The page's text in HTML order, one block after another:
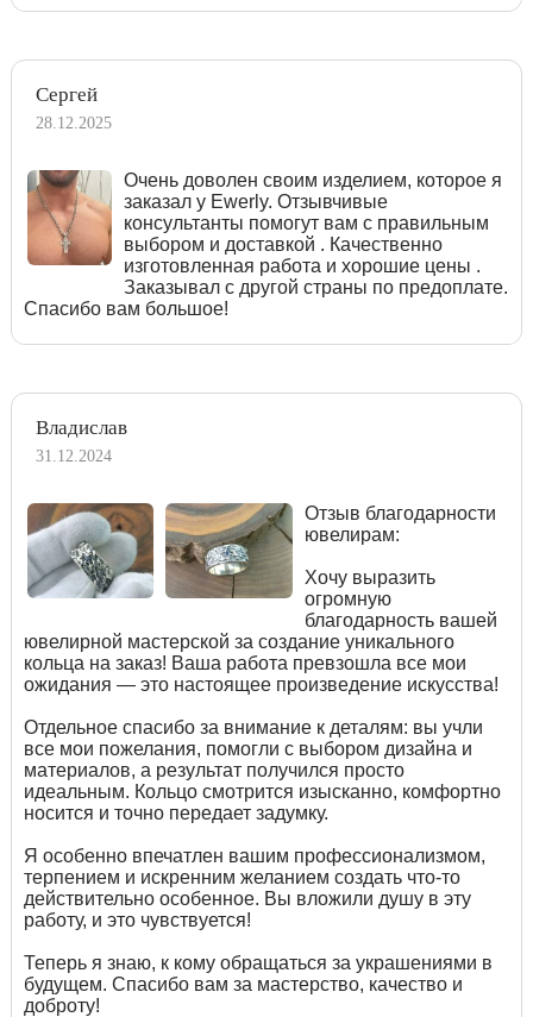
Сергей
28.12.2025
Очень доволен своим изделием, которое я
заказал у Ewerly. Отзывчивые
консультанты помогут вам с правильным
выбором и доставкой . Качественно
изготовленная работа и хорошие цены .
Заказывал с другой страны по предоплате.
Спасибо вам большое!
Владислав
31.12.2024
Отзыв благодарности
ювелирам:
Хочу выразить
огромную
благодарность вашей
ювелирной мастерской за создание уникального
кольца на заказ! Ваша работа превзошла все мои
ожидания — это настоящее произведение искусства!
Отдельное спасибо за внимание к деталям: вы учли
все мои пожелания, помогли с выбором дизайна и
материалов, а результат получился просто
идеальным. Кольцо смотрится изысканно, комфортно
носится и точно передает задумку.
Я особенно впечатлен вашим профессионализмом,
терпением и искренним желанием создать что-то
действительно особенное. Вы вложили душу в эту
работу, и это чувствуется!
Теперь я знаю, к кому обращаться за украшениями в
будущем. Спасибо вам за мастерство, качество и
доброту!